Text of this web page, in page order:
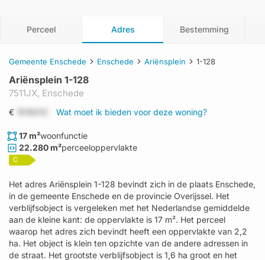
Perceel Adres Bestemming
Gemeente Enschede Enschede Ariënsplein 1-128
Ariënsplein 1-128
7511JX, Enschede
€ Wat moet ik bieden voor deze woning?
17 m²woonfunctie
22.280 m²perceeloppervlakte
C
Het adres Ariënsplein 1-128 bevindt zich in de plaats Enschede,
in de gemeente Enschede en de provincie Overijssel. Het
verblijfsobject is vergeleken met het Nederlandse gemiddelde
aan de kleine kant: de oppervlakte is 17 m². Het perceel
waarop het adres zich bevindt heeft een oppervlakte van 2,2
ha. Het object is klein ten opzichte van de andere adressen in
de straat. Het grootste verblijfsobject is 1,6 ha groot en het